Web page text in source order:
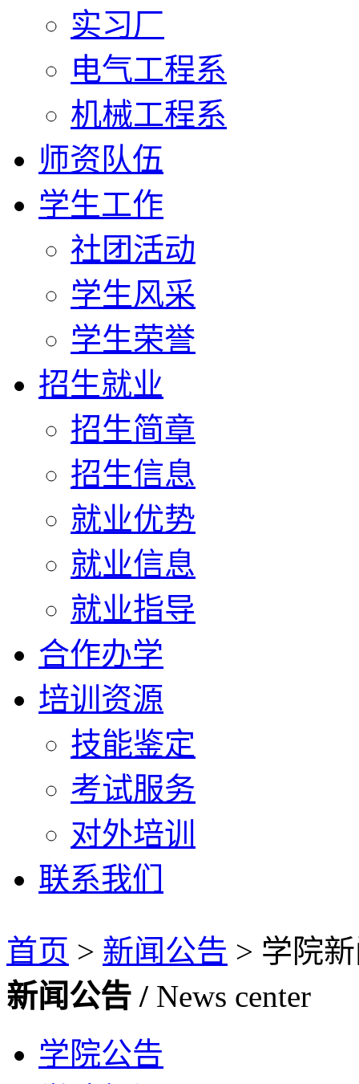
实习厂
电气工程系
机械工程系
师资队伍
学生工作
社团活动
学生风采
学生荣誉
招生就业
招生简章
招生信息
就业优势
就业信息
就业指导
合作办学
培训资源
技能鉴定
考试服务
对外培训
联系我们
首页 > 新闻公告 > 学院
新闻公告 / News center
学院公告